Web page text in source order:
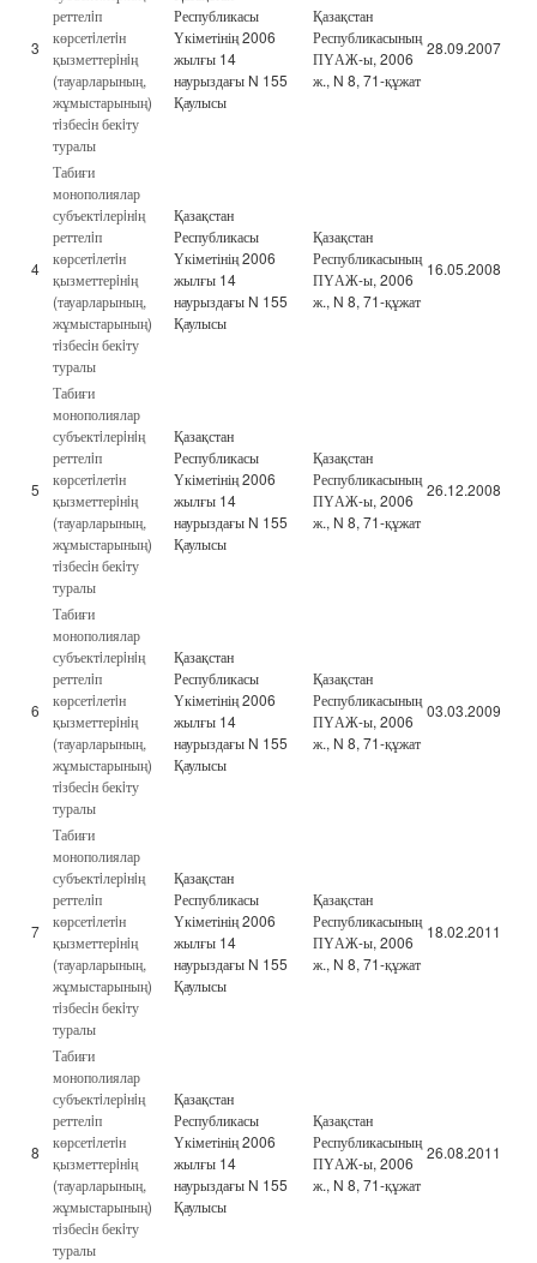
3
реттелiп
көрсетiлетiн
қызметтерiнiң
(тауарларының,
жұмыстарының)
тiзбесiн бекiту
туралы
Республикасы
Үкіметінің 2006
жылғы 14
наурыздағы N 155
Қаулысы
Қазақстан
Республикасының
ПҮАЖ-ы, 2006
ж., N 8, 71-құжат
28.09.2007
4
Табиғи
монополиялар
субъектiлерiнiң
реттелiп
көрсетiлетiн
қызметтерiнiң
(тауарларының,
жұмыстарының)
тiзбесiн бекiту
туралы
Қазақстан
Республикасы
Үкіметінің 2006
жылғы 14
наурыздағы N 155
Қаулысы
Қазақстан
Республикасының
ПҮАЖ-ы, 2006
ж., N 8, 71-құжат
16.05.2008
5
Табиғи
монополиялар
субъектiлерiнiң
реттелiп
көрсетiлетiн
қызметтерiнiң
(тауарларының,
жұмыстарының)
тiзбесiн бекiту
туралы
Қазақстан
Республикасы
Үкіметінің 2006
жылғы 14
наурыздағы N 155
Қаулысы
Қазақстан
Республикасының
ПҮАЖ-ы, 2006
ж., N 8, 71-құжат
26.12.2008
6
Табиғи
монополиялар
субъектiлерiнiң
реттелiп
көрсетiлетiн
қызметтерiнiң
(тауарларының,
жұмыстарының)
тiзбесiн бекiту
туралы
Қазақстан
Республикасы
Үкіметінің 2006
жылғы 14
наурыздағы N 155
Қаулысы
Қазақстан
Республикасының
ПҮАЖ-ы, 2006
ж., N 8, 71-құжат
03.03.2009
7
Табиғи
монополиялар
субъектiлерiнiң
реттелiп
көрсетiлетiн
қызметтерiнiң
(тауарларының,
жұмыстарының)
тiзбесiн бекiту
туралы
Қазақстан
Республикасы
Үкіметінің 2006
жылғы 14
наурыздағы N 155
Қаулысы
Қазақстан
Республикасының
ПҮАЖ-ы, 2006
ж., N 8, 71-құжат
18.02.2011
8
Табиғи
монополиялар
субъектiлерiнiң
реттелiп
көрсетiлетiн
қызметтерiнiң
(тауарларының,
жұмыстарының)
тiзбесiн бекiту
туралы
Қазақстан
Республикасы
Үкіметінің 2006
жылғы 14
наурыздағы N 155
Қаулысы
Қазақстан
Республикасының
ПҮАЖ-ы, 2006
ж., N 8, 71-құжат
26.08.2011